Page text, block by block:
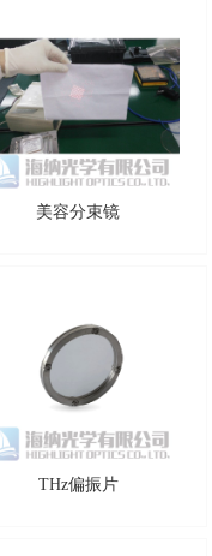
美容分束镜
THz偏振片